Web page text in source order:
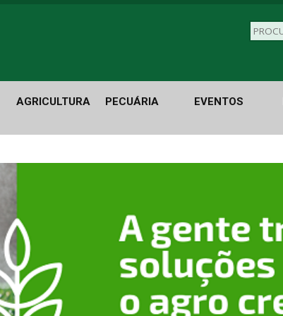
AGRICULTURA PECUÁRIA EVENTOS